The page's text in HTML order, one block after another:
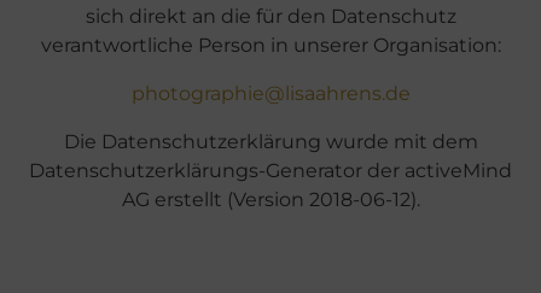
sich direkt an die für den Datenschutz
verantwortliche Person in unserer Organisation:
photographie@lisaahrens.de
Die Datenschutzerklärung wurde mit dem
Datenschutzerklärungs-Generator der activeMind
AG erstellt (Version 2018-06-12).